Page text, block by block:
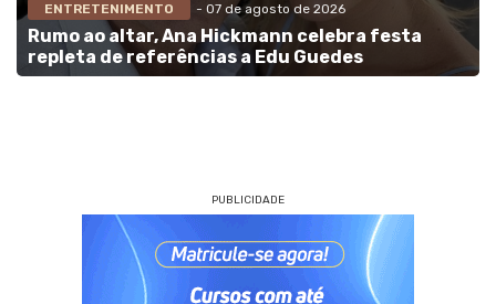
ENTRETENIMENTO - 07 de agosto de 2026
Rumo ao altar, Ana Hickmann celebra festa
repleta de referências a Edu Guedes
PUBLICIDADE